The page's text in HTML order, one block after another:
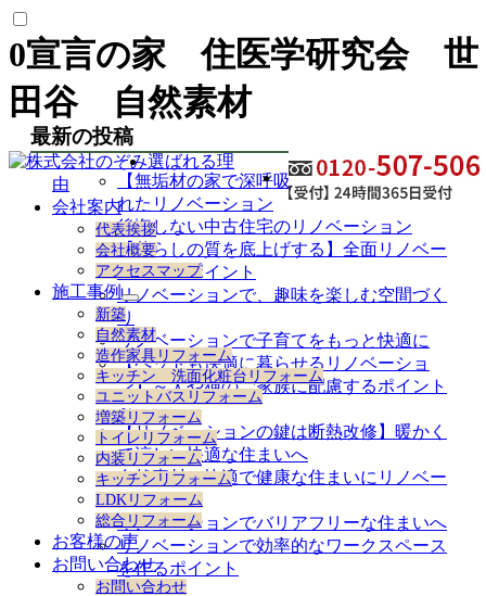
0宣言の家 住医学研究会 世
田谷 自然素材
選ばれる理
由
会社案内
代表挨拶
会社概要
アクセスマップ
施工事例
サ
ブ
メ
ニ
ュ
ー
を
展
開
新築
自然素材
造作家具リフォーム
キッチン 洗面化粧台リフォーム
ユニットバスリフォーム
増築リフォーム
トイレリフォーム
内装リフォーム
キッチンリフォーム
LDKリフォーム
総合リフォーム
お客様の声
お問い合わせ
お問い合わせ
最新の投稿
【無垢材の家で深呼吸】自然素材を取り入
れたリノベーション
後悔しない中古住宅のリノベーション
【暮らしの質を底上げする】全面リノベー
ションのポイント
リノベーションで、趣味を楽しむ空間づく
り
リノベーションで子育てをもっと快適に
【ペットも快適に暮らせるリノベーショ
ン】～犬や猫のご家族に配慮するポイント
～
【リノベーションの鍵は断熱改修】暖かく
て涼しい快適な住まいへ
自然素材で快適で健康な住まいにリノベー
ション
リノベーションでバリアフリーな住まいへ
リノベーションで効率的なワークスペース
を作るポイント